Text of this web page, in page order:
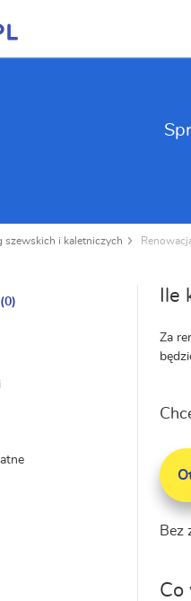
szewskich i kaletniczych
Za
Bez
Co
(0)